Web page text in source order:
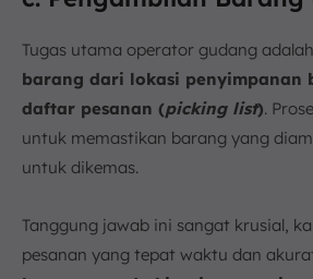
Tugas utama operator gudang adalah
barang dari lokasi penyimpanan
daftar pesanan (picking list).
untuk memastikan barang yang
untuk dikemas.
Tanggung jawab ini sangat krusial,
pesanan yang tepat waktu dan